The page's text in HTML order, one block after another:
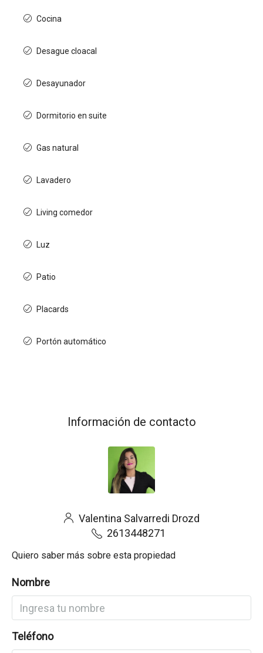
Cocina
Desague cloacal
Desayunador
Dormitorio en suite
Gas natural
Lavadero
Living comedor
Luz
Patio
Placards
Portón automático
Información de contacto
Valentina Salvarredi Drozd
2613448271
Quiero saber más sobre esta propiedad
Nombre
Teléfono